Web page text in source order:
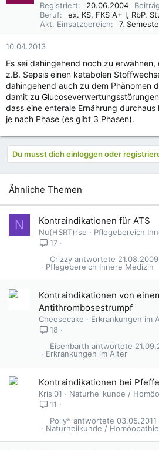
Registriert
20.06.2004
Beruf
ex. KS, FKS A+ I, RbP,
Akt. Einsatzbereich
7.
10.04.2013
Es sei dahingehend noch zu
z.B. Sepsis einen katabolen
dahingehend auch zu dem Phänomen
damit zu
dass eine enterale Ernährung
je nach Phase (es gibt 3 Phasen).
Du musst dich einloggen oder
Ähnliche Themen
N Kontraindikationen für ATS
Nu(HSRT)rse
Pflegebereich
17
Pflegebereich Innere Medizin
21.08.2009
Crizzy
Kontraindikationen von
Antithrombosestrumpf
Cheesecake
Erkrankungen im
18
Erkrankungen im Alter
Eisenbarth
Kontraindikationen bei
Krisi01
Naturheilkunde /
11
Naturheilkunde / Homöopathie
03.05.2011
Polly*